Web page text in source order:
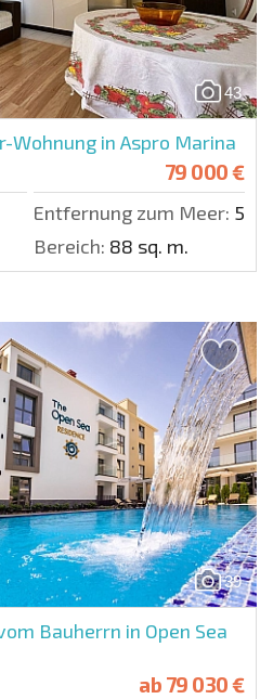
43
Wohnung in Aspro Marina
79 000 €
Entfernung zum Meer: 50
Bereich: 88 sq. m.
39
Bauherrn in Open Sea
ab 79 030 €